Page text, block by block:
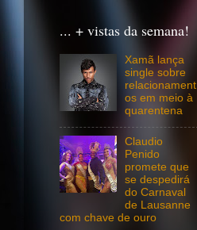
... + vistas da semana!
Xamã lança
single sobre
relacionament
os em meio à
quarentena
Claudio
Penido
promete que
se despedirá
do Carnaval
de Lausanne
com chave de ouro